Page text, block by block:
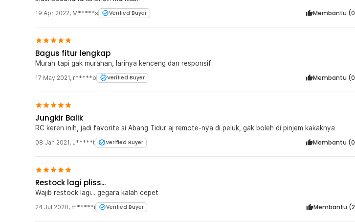
19 Apr 2022, M*****s Verified Buyer Membantu (0
Bagus fitur lengkap
Murah tapi gak murahan, larinya kenceng dan responsif
17 May 2021, r*****o Verified Buyer Membantu (0
Jungkir Balik
RC keren inih, jadi favorite si Abang Tidur aj remote-nya di peluk, gak boleh di pinjem kakaknya
08 Jan 2021, J*****t Verified Buyer Membantu (0
Restock lagi pliss...
Wajib restock lagi... gegara kalah cepet
24 Jul 2020, m*****i Verified Buyer Membantu (2